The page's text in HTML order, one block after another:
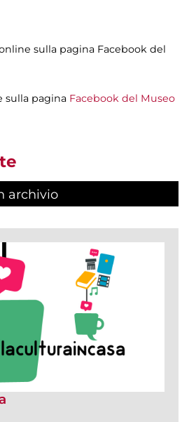
sulla pagina Facebook del
sulla pagina Facebook del Museo
archivio